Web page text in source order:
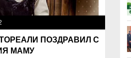
ПОЗДРАВИЛ С
МАМУ